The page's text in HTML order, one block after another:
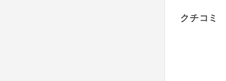
クチコミ